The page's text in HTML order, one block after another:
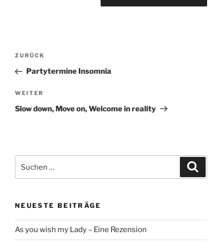
Beitragsnavigation
Vorheriger
Beitrag
ZURÜCK
Partytermine Insomnia
Nächster
Beitrag
WEITER
Slow down, Move on, Welcome in reality
nach:
NEUESTE BEITRÄGE
As you wish my Lady – Eine Rezension